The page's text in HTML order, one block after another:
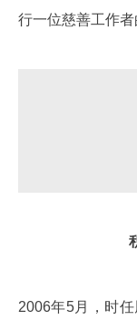
行一位慈善工作者
2006年5月，时